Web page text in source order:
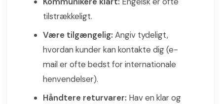
tilstrækkeligt.
Være tilgængelig: Angiv tydeligt,
hvordan kunder kan kontakte dig (e-
mail er ofte bedst for internationale
henvendelser).
Håndtere returvarer: Hav en klar og